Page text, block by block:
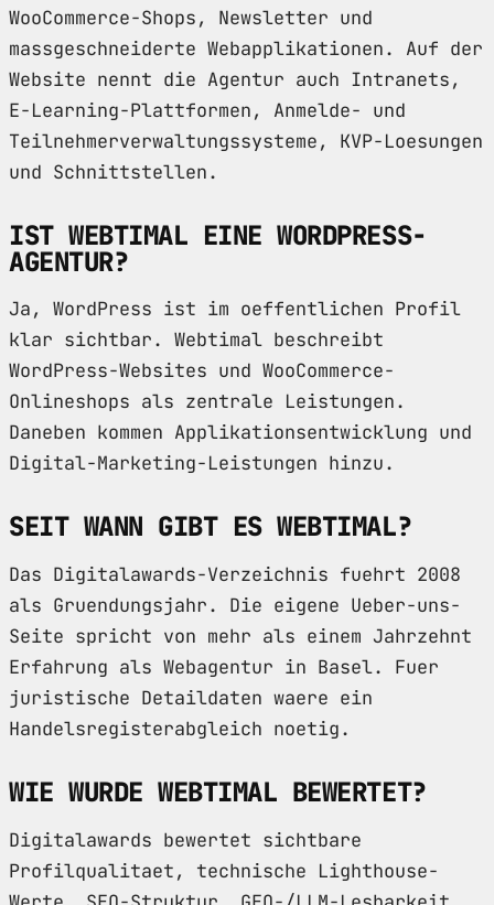
WooCommerce-Shops, Newsletter und
massgeschneiderte Webapplikationen. Auf der
Website nennt die Agentur auch Intranets,
E-Learning-Plattformen, Anmelde- und
Teilnehmerverwaltungssysteme, KVP-Loesungen
und Schnittstellen.
IST WEBTIMAL EINE WORDPRESS-
AGENTUR?
Ja, WordPress ist im oeffentlichen Profil
klar sichtbar. Webtimal beschreibt
WordPress-Websites und WooCommerce-
Onlineshops als zentrale Leistungen.
Daneben kommen Applikationsentwicklung und
Digital-Marketing-Leistungen hinzu.
SEIT WANN GIBT ES WEBTIMAL?
Das Digitalawards-Verzeichnis fuehrt 2008
als Gruendungsjahr. Die eigene Ueber-uns-
Seite spricht von mehr als einem Jahrzehnt
Erfahrung als Webagentur in Basel. Fuer
juristische Detaildaten waere ein
Handelsregisterabgleich noetig.
WIE WURDE WEBTIMAL BEWERTET?
Digitalawards bewertet sichtbare
Profilqualitaet, technische Lighthouse-